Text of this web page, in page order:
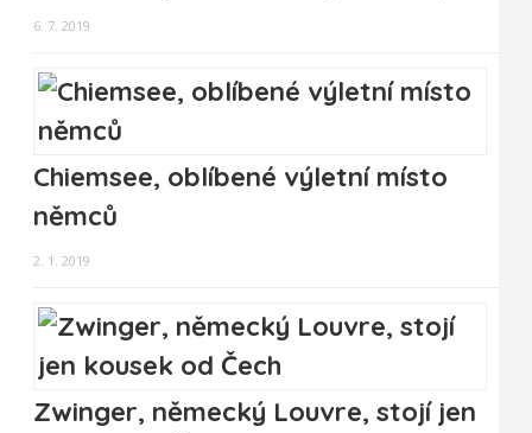
6. 7. 2019
Chiemsee, oblíbené výletní místo
němců
2. 1. 2019
Zwinger, německý Louvre, stojí jen